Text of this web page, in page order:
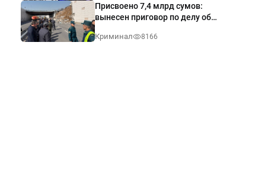
Присвоено 7,4 млрд сумов:
вынесен приговор по делу об
Ташкенте
Криминал 8166